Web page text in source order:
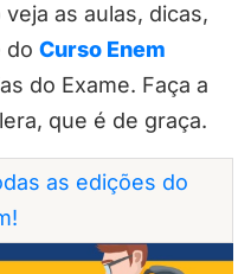
as aulas, dicas,
do Curso Enem
do Exame. Faça a
que é de graça.
as edições do